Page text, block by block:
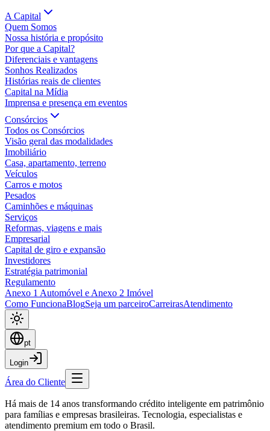
A Capital
Quem Somos
Nossa história e propósito
Por que a Capital?
Diferenciais e vantagens
Sonhos Realizados
Histórias reais de clientes
Capital na Mídia
Imprensa e presença em eventos
Consórcios
Todos os Consórcios
Visão geral das modalidades
Imobiliário
Casa, apartamento, terreno
Veículos
Carros e motos
Pesados
Caminhões e máquinas
Serviços
Reformas, viagens e mais
Empresarial
Capital de giro e expansão
Investidores
Estratégia patrimonial
Regulamento
Anexo 1 Automóvel e Anexo 2 Imóvel
Como FuncionaBlogSeja um parceiroCarreirasAtendimento
pt
Login
Área do Cliente
Há mais de 14 anos transformando crédito inteligente em patrimônio
para famílias e empresas brasileiras. Tecnologia, especialistas e
atendimento premium em todo o Brasil.